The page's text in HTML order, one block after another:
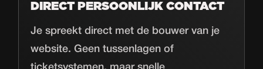
DIRECT PERSOONLIJK CONTACT
Je spreekt direct met de bouwer van je
website. Geen tussenlagen of